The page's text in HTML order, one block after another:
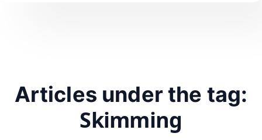
Articles under the tag:
Skimming